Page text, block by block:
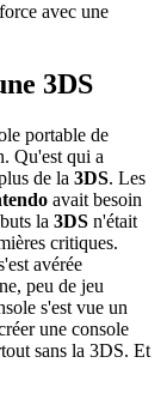
avec une
3DS
portable de
Qu'est qui a
de la 3DS. Les
avait besoin
la 3DS n'était
critiques.
avérée
peu de jeu
s'est vue un
une console
sans la 3DS. Et